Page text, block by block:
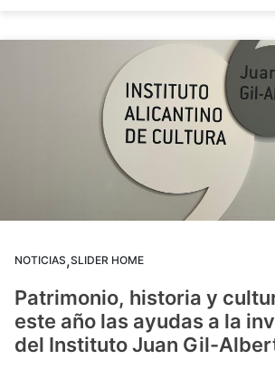
NOTICIAS,SLIDER HOME
Patrimonio, historia y
este año las ayudas a la
del Instituto Juan Gil-